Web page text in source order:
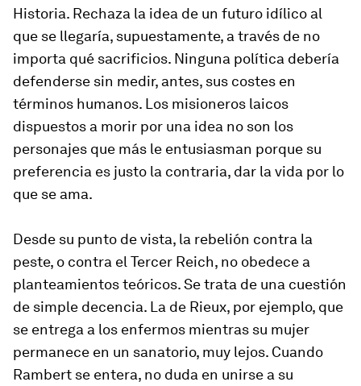
Historia. Rechaza la idea de un futuro idílico al
que se llegaría, supuestamente, a través de no
importa qué sacrificios. Ninguna política debería
defenderse sin medir, antes, sus costes en
términos humanos. Los misioneros laicos
dispuestos a morir por una idea no son los
personajes que más le entusiasman porque su
preferencia es justo la contraria, dar la vida por lo
que se ama.
Desde su punto de vista, la rebelión contra la
peste, o contra el Tercer Reich, no obedece a
planteamientos teóricos. Se trata de una cuestión
de simple decencia. La de Rieux, por ejemplo, que
se entrega a los enfermos mientras su mujer
permanece en un sanatorio, muy lejos. Cuando
Rambert se entera, no duda en unirse a su